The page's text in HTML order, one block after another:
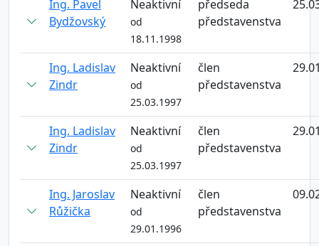
Ing. Pavel
Bydžovský
Neaktivní
od
18.11.1998
předseda
představenstva
Ing. Ladislav
Zindr
Neaktivní
od
25.03.1997
člen
představenstva
Ing. Ladislav
Zindr
Neaktivní
od
25.03.1997
člen
představenstva
Ing. Jaroslav
Růžička
Neaktivní
od
29.01.1996
člen
představenstva